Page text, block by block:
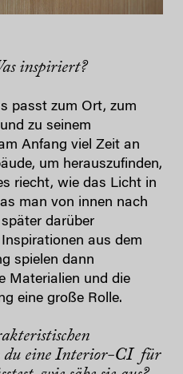
inspiriert?
passt zum Ort, zum
zu seinem
Anfang viel Zeit an
um herauszufinden,
riecht, wie das Licht in
man von innen nach
darüber
aus dem
spielen dann
Materialien und die
eine große Rolle.
du eine Interior-CI für